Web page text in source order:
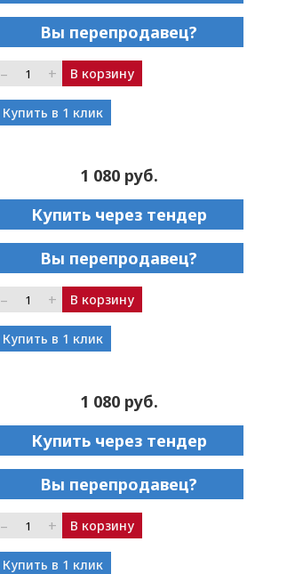
Вы перепродавец?
– + В корзину
Купить в 1 клик
1 080 руб.
Купить через тендер
Вы перепродавец?
– + В корзину
Купить в 1 клик
1 080 руб.
Купить через тендер
Вы перепродавец?
– + В корзину
Купить в 1 клик